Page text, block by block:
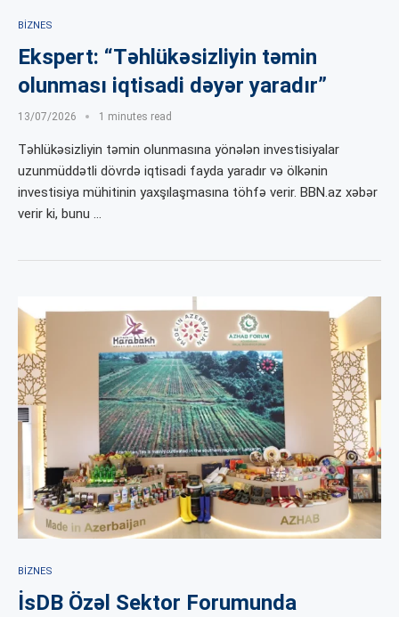
BIZNES
Ekspert: “Təhlükəsizliyin təmin
olunması iqtisadi dəyər yaradır”
13/07/2026 1 minutes read
Təhlükəsizliyin təmin olunmasına yönələn investisiyalar
uzunmüddətli dövrdə iqtisadi fayda yaradır və ölkənin
investisiya mühitinin yaxşılaşmasına töhfə verir. BBN.az xəbər
verir ki, bunu …
BIZNES
İsDB Özəl Sektor Forumunda